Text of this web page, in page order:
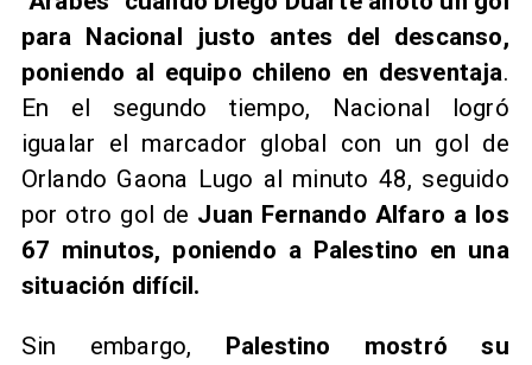
para Nacional justo antes del descanso,
poniendo al equipo chileno en desventaja.
En el segundo tiempo, Nacional logró
igualar el marcador global con un gol de
Orlando Gaona Lugo al minuto 48, seguido
por otro gol de Juan Fernando Alfaro a los
67 minutos, poniendo a Palestino en una
situación difícil.
Sin embargo, Palestino mostró su